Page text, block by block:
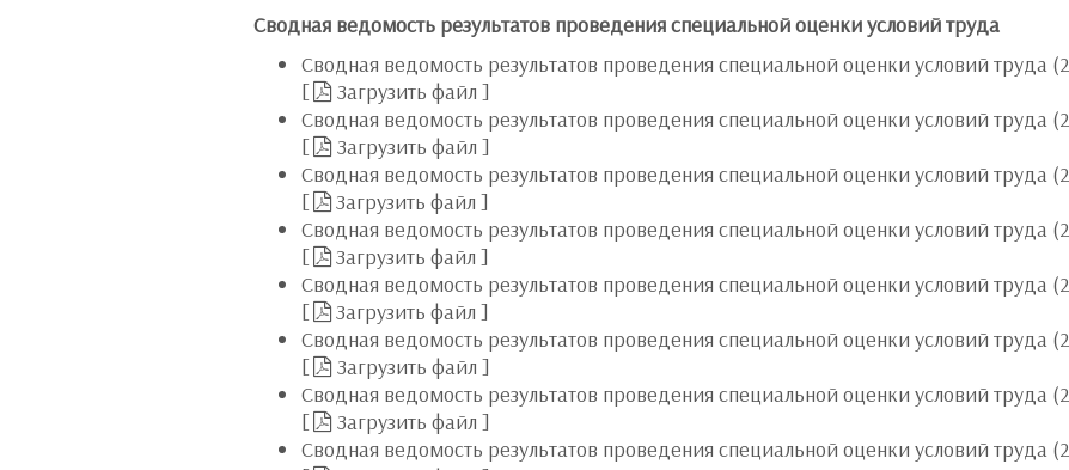
Сводная ведомость результатов проведения специальной оценки условий труда
Сводная ведомость результатов проведения специальной оценки условий труда
[
Загрузить файл ]
Сводная ведомость результатов проведения специальной оценки условий труда
[
Загрузить файл ]
Сводная ведомость результатов проведения специальной оценки условий труда
[
Загрузить файл ]
Сводная ведомость результатов проведения специальной оценки условий труда
[
Загрузить файл ]
Сводная ведомость результатов проведения специальной оценки условий труда
[
Загрузить файл ]
Сводная ведомость результатов проведения специальной оценки условий труда
[
Загрузить файл ]
Сводная ведомость результатов проведения специальной оценки условий труда
[
Загрузить файл ]
Сводная ведомость результатов проведения специальной оценки условий труда